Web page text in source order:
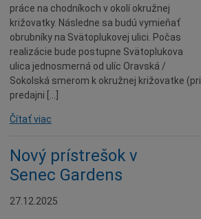
práce na chodníkoch v okolí okružnej
križovatky. Následne sa budú vymieňať
obrubníky na Svätoplukovej ulici. Počas
realizácie bude postupne Svätoplukova
ulica jednosmerná od ulíc Oravská /
Sokolská smerom k okružnej križovatke (pri
predajni […]
Čítať viac
Nový prístrešok v
Senec Gardens
27.12.2025